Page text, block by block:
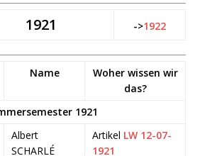
1921 ->1922
Name
Woher wissen wir
das?
1921
Albert
SCHARLÉ
Artikel LW 12-07-
1921